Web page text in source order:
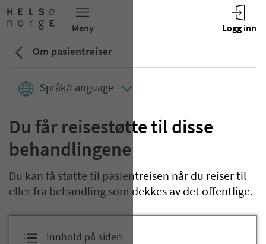
Om pasientreiser
Språk/Language
Du får reisestøtte til disse
behandlingene
Du kan få støtte til pasientreisen når du reiser til
eller fra behandling som dekkes av det offentlige.
Innhold på siden